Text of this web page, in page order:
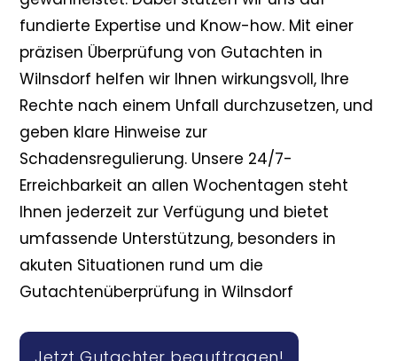
fundierte Expertise und Know-how. Mit einer
präzisen Überprüfung von Gutachten in
Wilnsdorf helfen wir Ihnen wirkungsvoll, Ihre
Rechte nach einem Unfall durchzusetzen, und
geben klare Hinweise zur
Schadensregulierung. Unsere 24/7-
Erreichbarkeit an allen Wochentagen steht
Ihnen jederzeit zur Verfügung und bietet
umfassende Unterstützung, besonders in
akuten Situationen rund um die
Gutachtenüberprüfung in Wilnsdorf